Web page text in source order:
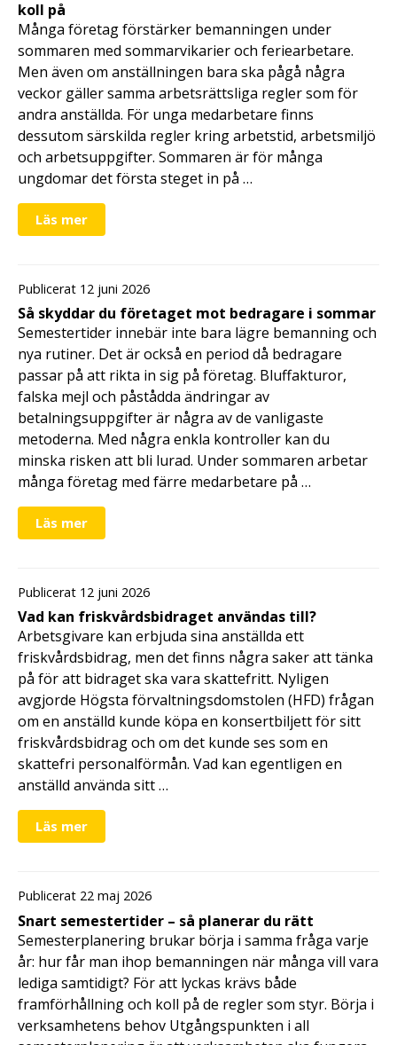
koll på
Många företag förstärker bemanningen under
sommaren med sommarvikarier och feriearbetare.
Men även om anställningen bara ska pågå några
veckor gäller samma arbetsrättsliga regler som för
andra anställda. För unga medarbetare finns
dessutom särskilda regler kring arbetstid, arbetsmiljö
och arbetsuppgifter. Sommaren är för många
ungdomar det första steget in på …
Läs mer
Publicerat 12 juni 2026
Så skyddar du företaget mot bedragare i sommar
Semestertider innebär inte bara lägre bemanning och
nya rutiner. Det är också en period då bedragare
passar på att rikta in sig på företag. Bluffakturor,
falska mejl och påstådda ändringar av
betalningsuppgifter är några av de vanligaste
metoderna. Med några enkla kontroller kan du
minska risken att bli lurad. Under sommaren arbetar
många företag med färre medarbetare på …
Läs mer
Publicerat 12 juni 2026
Vad kan friskvårdsbidraget användas till?
Arbetsgivare kan erbjuda sina anställda ett
friskvårdsbidrag, men det finns några saker att tänka
på för att bidraget ska vara skattefritt. Nyligen
avgjorde Högsta förvaltningsdomstolen (HFD) frågan
om en anställd kunde köpa en konsertbiljett för sitt
friskvårdsbidrag och om det kunde ses som en
skattefri personalförmån. Vad kan egentligen en
anställd använda sitt …
Läs mer
Publicerat 22 maj 2026
Snart semestertider – så planerar du rätt
Semesterplanering brukar börja i samma fråga varje
år: hur får man ihop bemanningen när många vill vara
lediga samtidigt? För att lyckas krävs både
framförhållning och koll på de regler som styr. Börja i
verksamhetens behov Utgångspunkten i all